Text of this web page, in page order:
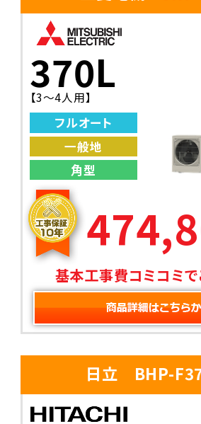
370L
【3〜4人用】
フルオート
一般地
角型
基本工事費コミコミで
日立 BHP-